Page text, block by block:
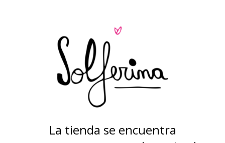
La tienda se encuentra